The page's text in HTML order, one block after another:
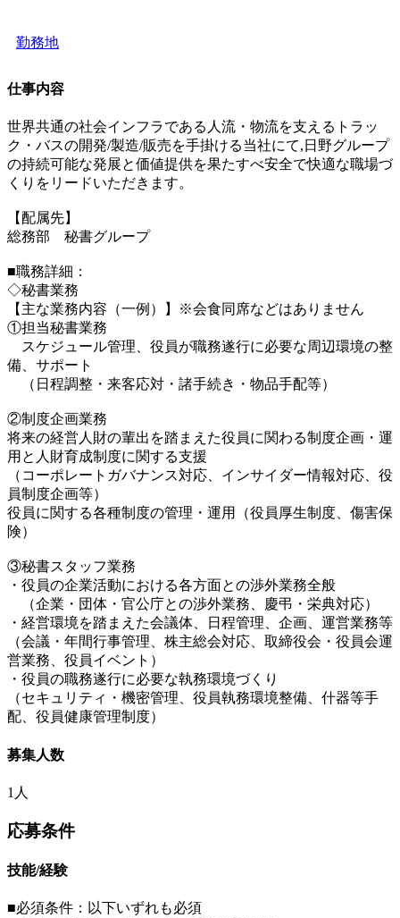
勤務地
仕事内容
世界共通の社会インフラである人流・物流を支えるトラッ
ク・バスの開発/製造/販売を手掛ける当社にて,日野グループ
の持続可能な発展と価値提供を果たすべ安全で快適な職場づ
くりをリードいただきます。
【配属先】
総務部 秘書グループ
■職務詳細：
◇秘書業務
【主な業務内容（一例）】※会食同席などはありません
①担当秘書業務
スケジュール管理、役員が職務遂行に必要な周辺環境の整
備、サポート
（日程調整・来客応対・諸手続き・物品手配等）
②制度企画業務
将来の経営人財の輩出を踏まえた役員に関わる制度企画・運
用と人財育成制度に関する支援
（コーポレートガバナンス対応、インサイダー情報対応、役
員制度企画等）
役員に関する各種制度の管理・運用（役員厚生制度、傷害保
険）
③秘書スタッフ業務
・役員の企業活動における各方面との渉外業務全般
（企業・団体・官公庁との渉外業務、慶弔・栄典対応）
・経営環境を踏まえた会議体、日程管理、企画、運営業務等
（会議・年間行事管理、株主総会対応、取締役会・役員会運
営業務、役員イベント）
・役員の職務遂行に必要な執務環境づくり
（セキュリティ・機密管理、役員執務環境整備、什器等手
配、役員健康管理制度）
募集人数
1人
応募条件
技能/経験
■必須条件：以下いずれも必須